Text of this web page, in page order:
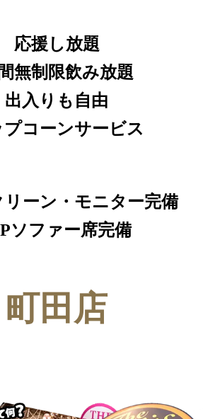
応援し放題
無制限飲み放題
出入りも自由
コーンサービス
リーン・モニター完備
ソファー席完備
町田店